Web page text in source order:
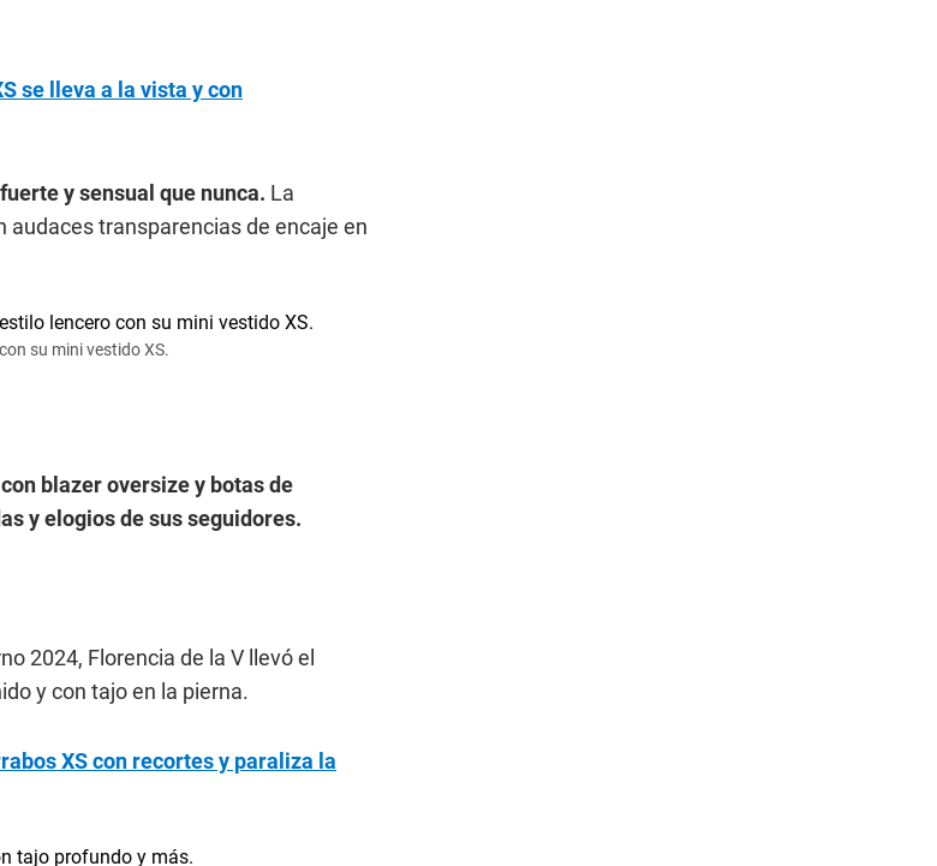
se lleva a la vista y con
y sensual que nunca. La
audaces transparencias de encaje en
su mini vestido XS.
blazer oversize y botas de
y elogios de sus seguidores.
2024, Florencia de la V llevó el
y con tajo en la pierna.
XS con recortes y paraliza la